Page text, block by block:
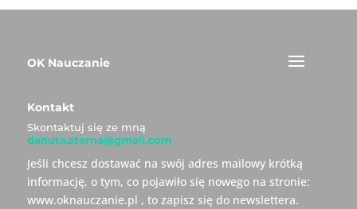
OK Nauczanie
Kontakt
Skontaktuj się ze mną
danuta.sterna@gmail.com
Jeśli chcesz dostawać na swój adres mailowy krótką
informację, o tym, co pojawiło się nowego na stronie:
www.oknauczanie.pl , to zapisz się do newslettera.